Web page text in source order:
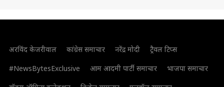
अरविंद केजरीवाल कांग्रेस समाचार नरेंद्र मोदी
ट्रैवल टिप्स
#NewsBytesExclusive
आम आदमी पार्टी समाचार
भाजपा समाचार